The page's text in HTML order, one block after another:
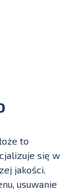
to
się w
jakości.
usuwanie